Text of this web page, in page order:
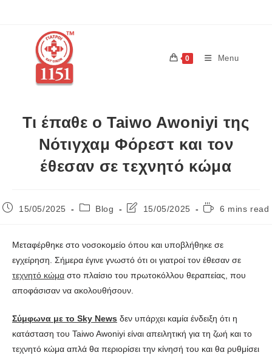
0 Menu
Τι έπαθε ο Taiwo Awoniyi της
Νότιγχαμ Φόρεστ και τον
έθεσαν σε τεχνητό κώμα
15/05/2025 Blog 15/05/2025 6 mins read
Μεταφέρθηκε στο νοσοκομείο όπου και υποβλήθηκε σε
εγχείρηση. Σήμερα έγινε γνωστό ότι οι γιατροί τον έθεσαν σε
τεχνητό κώμα στο πλαίσιο του πρωτοκόλλου θεραπείας, που
αποφάσισαν να ακολουθήσουν.
Σύμφωνα με το Sky News δεν υπάρχει καμία ένδειξη ότι η
κατάσταση του Taiwo Awoniyi είναι απειλητική για τη ζωή και το
τεχνητό κώμα απλά θα περιορίσει την κίνησή του και θα ρυθμίσει